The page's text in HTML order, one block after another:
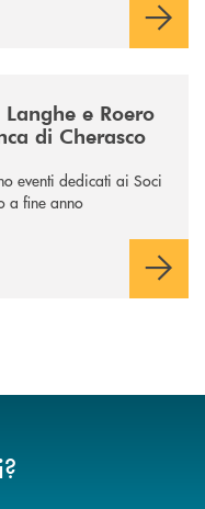
e Roero
di Cherasco
eventi dedicati ai Soci
a fine anno
?